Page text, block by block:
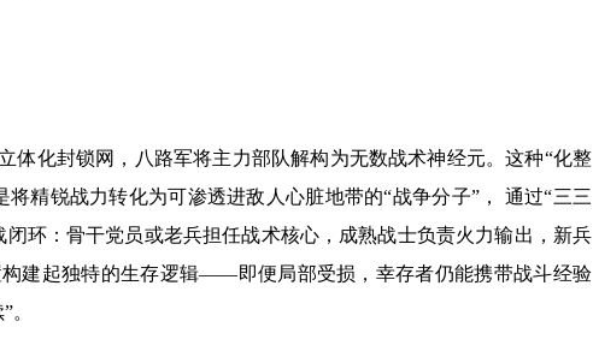
化封锁网，八路军将主力部队解构为无数战术神经元。这种“化整
精锐战力转化为可渗透进敌人心脏地带的“战争分子”， 通过“三三
环：骨干党员或老兵担任战术核心，成熟战士负责火力输出，新兵
建起独特的生存逻辑——即便局部受损，幸存者仍能携带战斗经验
。